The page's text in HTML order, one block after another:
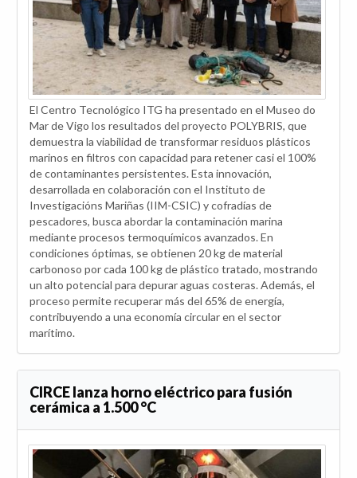
El Centro Tecnológico ITG ha presentado en el Museo do
Mar de Vigo los resultados del proyecto POLYBRIS, que
demuestra la viabilidad de transformar residuos plásticos
marinos en filtros con capacidad para retener casi el 100%
de contaminantes persistentes. Esta innovación,
desarrollada en colaboración con el Instituto de
Investigacións Mariñas (IIM-CSIC) y cofradías de
pescadores, busca abordar la contaminación marina
mediante procesos termoquímicos avanzados. En
condiciones óptimas, se obtienen 20 kg de material
carbonoso por cada 100 kg de plástico tratado, mostrando
un alto potencial para depurar aguas costeras. Además, el
proceso permite recuperar más del 65% de energía,
contribuyendo a una economía circular en el sector
marítimo.
CIRCE lanza horno eléctrico para fusión
cerámica a 1.500 °C